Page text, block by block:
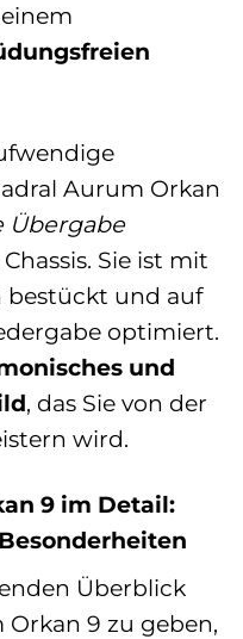
Aurum Orkan
Übergabe
Sie ist mit
und auf
optimiert.
und
, das Sie von der
wird.
9 im Detail:
Überblick
9 zu geben,